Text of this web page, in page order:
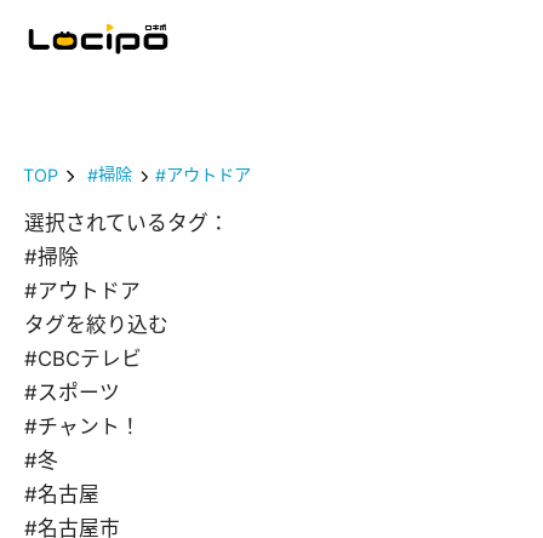
TOP #掃除 #アウトドア
選択されているタグ：
#掃除
#アウトドア
タグを絞り込む
#CBCテレビ
#スポーツ
#チャント！
#冬
#名古屋
#名古屋市